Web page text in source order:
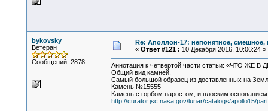
bykovsky
Ветеран
Сообщений: 2878
Re: Аполлон-17: непонятное, смешное,
« Ответ #121 : 10 Декабря 2016, 10:06:24 »
Аннотация к четвертой части статьи: «ЧТО
Общий вид камней.
Самый большой образец из доставленных на
Камень №15555
Камень с горбом наростом, и плоским
http://curator.jsc.nasa.gov/lunar/catalogs/apollo15/